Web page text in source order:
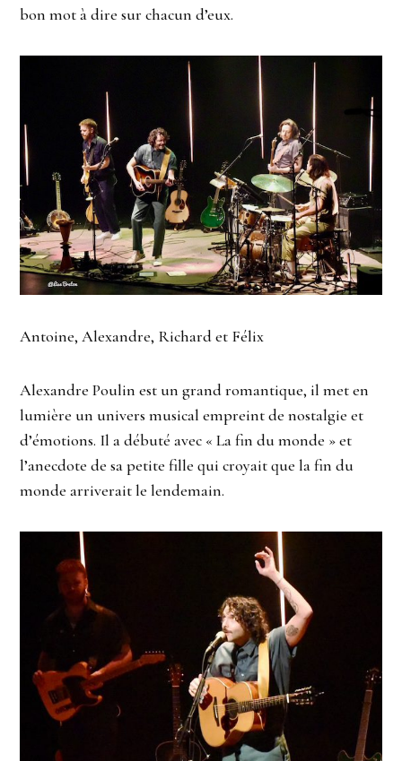
bon mot à dire sur chacun d’eux.
Antoine, Alexandre, Richard et Félix
Alexandre Poulin est un grand romantique, il met en
lumière un univers musical empreint de nostalgie et
d’émotions. Il a débuté avec « La fin du monde » et
l’anecdote de sa petite fille qui croyait que la fin du
monde arriverait le lendemain.